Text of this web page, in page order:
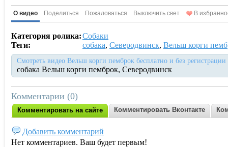
О видео Поделиться Пожаловаться Выключить свет В
Категория ролика:Собаки
Теги:
собака, Северодвинск, Вельш корги
Смотреть видео Вельш корги пемброк бесплатно и без регистрации
собака Вельш корги пемброк, Северодвинск
Комментарии (0)
Комментировать на сайте Комментировать Вконтакте
Добавить комментарий
Нет комментариев. Ваш будет первым!